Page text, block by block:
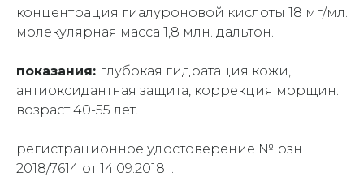
концентрация гиалуроновой кислоты 18 мг/мл.
молекулярная масса 1,8 млн. дальтон.
показания: глубокая гидратация кожи,
антиоксидантная защита, коррекция морщин.
возраст 40-55 лет.
регистрационное удостоверение № рзн
2018/7614 от 14.09.2018г.